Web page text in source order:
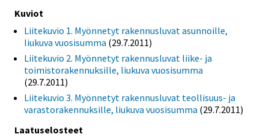
Kuviot
Liitekuvio 1. Myönnetyt rakennusluvat asunnoille,
liukuva vuosisumma (29.7.2011)
Liitekuvio 2. Myönnetyt rakennusluvat liike- ja
toimistorakennuksille, liukuva vuosisumma
(29.7.2011)
Liitekuvio 3. Myönnetyt rakennusluvat teollisuus- ja
varastorakennuksille, liukuva vuosisumma (29.7.2011)
Laatuselosteet